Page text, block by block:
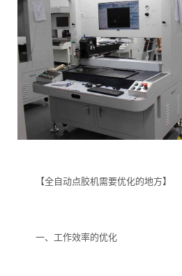
【全自动点胶机需要优化的地方】
一、工作效率的优化